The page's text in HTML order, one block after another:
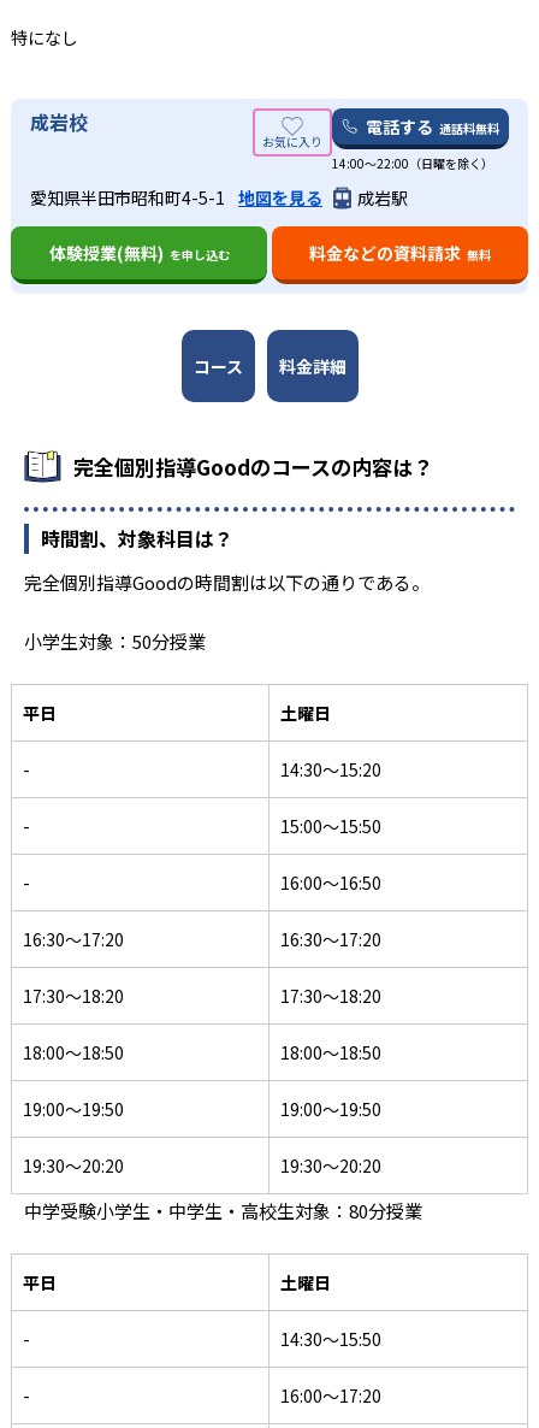
ている。その結果をもとに、校舎長・子ども・保護者の三
科が苦手なのか」といった原因を洗い出していく。自覚し
ていた苦手部分のみならず、無自覚な苦手部分を発見して
この面談結果をもとにして、校舎長が成績を伸ばすための
も、校舎長と教科指導講師がともに生徒の授業理解度を見
守りながら、適切にアドバイスする。
小学2年生〜高校3年生までの、幅広い年代の全
もが通うことができる。授業の曜日と時間は自分で設定す
ることができるので、どのステージの子どもでも、状況に
応じてスケジュールを調整しやすいと言える。
また、全科目の指導に対応しているので、苦手な科目をピ
ンポイントで補強することも可能だ。
せるため、定期テスト前の苦手科目対策にも適している。
って勉強できる環境が整っているだろう。
中学生・高校生
定期テストの成績を上げたい人におすすめ
知多地域に計11校舎を展開する完全個別指導Goodでは、地
域密着型の塾の強みを活かし、地域の各中学・高校の定期
テストを研究している。勉強方法のチェックやノートの取
内申点アップを目指す人にもおすすめできる。
完全個別指導Goodのデメリットは、1:2の個別指導塾であ
イプの子どもにとっては、勉強へのモチベーションを保ち
にくい可能性があること。また、知多地域を中心とした展
開であるため、お住まいの地域に校舎があるかを事前に確
知多翔洋高校 -
木曽川高校 - 大府高校 -
刈谷高校 - 横須賀高校 -
愛知工業大学名電高等学校 -
大学の合格実績
国士舘大学 - 名古屋工業大学 -
他、多数合格
特になし
成岩校 電話する 通話料無料
14:00〜22:00（日曜を除く）
愛知県半田市昭和町4-5-1 地図を見る 成岩駅
体験授業(無料) を申し込む 料金などの資料請求 無料
コース 料金詳細
完全個別指導Goodのコースの内容は？
時間割、対象科目は？
完全個別指導Goodの時間割は以下の通りである。
小学生対象：50分授業
平日 土曜日
- 14:30〜15:20
- 15:00〜15:50
- 16:00〜16:50
16:30〜17:20 16:30〜17:20
17:30〜18:20 17:30〜18:20
18:00〜18:50 18:00〜18:50
19:00〜19:50 19:00〜19:50
19:30〜20:20 19:30〜20:20
中学受験小学生・中学生・高校生対象：80分授業
平日 土曜日
- 14:30〜15:50
- 16:00〜17:20